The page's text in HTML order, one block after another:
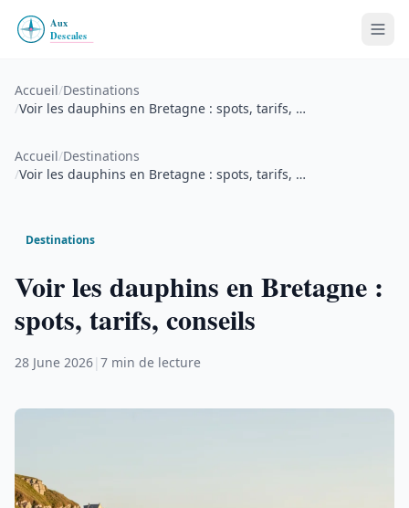
Accueil/Destinations
/Voir les dauphins en Bretagne : spots, tarifs, …
Accueil/Destinations
/Voir les dauphins en Bretagne : spots, tarifs, …
Destinations
Voir les dauphins en Bretagne :
spots, tarifs, conseils
28 June 2026| 7 min de lecture